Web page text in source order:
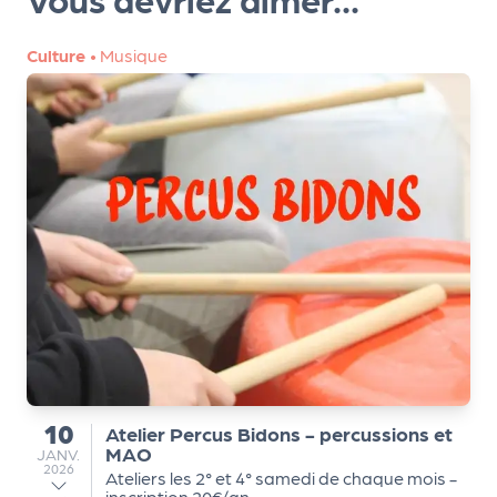
Culture • Musique
du
10
JANVIER
JANV.
2026
Atelier Percus Bidons - percussions et
MAO
Ateliers les 2° et 4° samedi de chaque mois -
m
e
n
t
A
n
n
u
a
ir
e
d
g